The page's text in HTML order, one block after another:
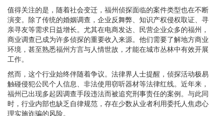
值得关注的是，随着社会变迁，福州侦探面临的案件类型也在不断
演变。除了传统的婚姻调查，企业反舞弊、知识产权侵权取证、寻
亲寻友等需求日益增长。尤其在电商发达、民营企业众多的福州，
商业调查已成为许多侦探的重要收入来源。他们需要了解地方商业
环境，甚至熟悉福州方言与人情世故，才能在城市丛林中有效开展
工作。
然而，这个行业始终伴随着争议。法律界人士提醒，侦探活动极易
触碰侵犯公民个人信息、非法使用窃听器材等法律红线。近年来，
福州已出现多起因调查手段违法而被追究刑事责任的案例。与此同
时，行业内部也缺乏自律规范，存在少数从业者利用委托人焦虑心
理实施诈骗的风险。